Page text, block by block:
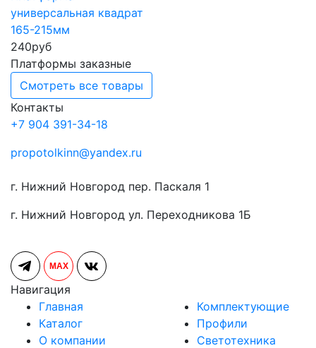
универсальная квадрат
165-215мм
240руб
Платформы заказные
Смотреть все товары
Контакты
+7 904 391-34-18
propotolkinn@yandex.ru
г. Нижний Новгород пер. Паскаля 1
г. Нижний Новгород ул. Переходникова 1Б
MAX
Навигация
Главная
Каталог
О компании
Комплектующие
Профили
Светотехника